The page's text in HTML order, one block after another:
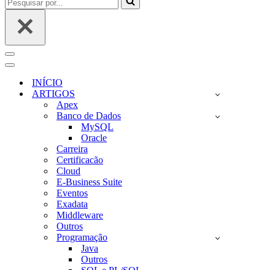
por...
Menu
de
navegação
Menu
navegaçãoINÍCIO
ARTIGOS
Apex
Banco de Dados
MySQL
Oracle
Carreira
Certificacão
Cloud
E-Business Suite
Eventos
Exadata
Middleware
Outros
Programação
Java
Outros